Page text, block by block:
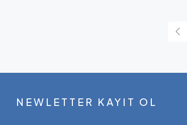
NEWLETTER KAYIT OL